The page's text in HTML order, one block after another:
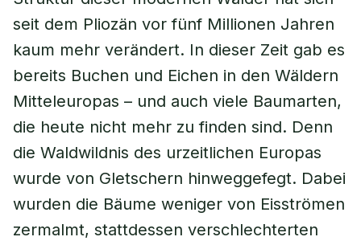
seit dem Pliozän vor fünf Millionen Jahren
kaum mehr verändert. In dieser Zeit gab es
bereits Buchen und Eichen in den Wäldern
Mitteleuropas – und auch viele Baumarten,
die heute nicht mehr zu finden sind. Denn
die Waldwildnis des urzeitlichen Europas
wurde von Gletschern hinweggefegt. Dabei
wurden die Bäume weniger von Eisströmen
zermalmt, stattdessen verschlechterten